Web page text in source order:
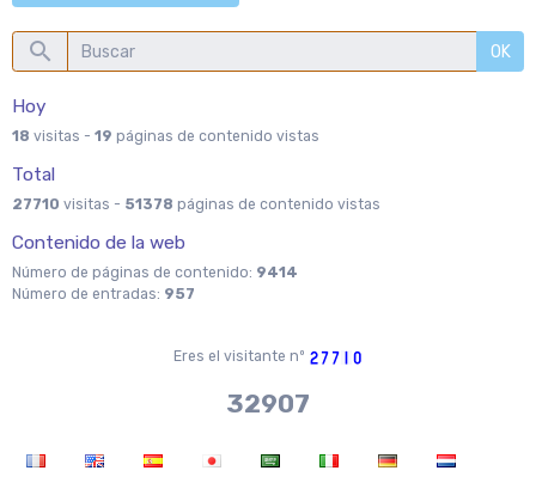
OK
Hoy
18 visitas - 19 páginas de contenido vistas
Total
27710 visitas - 51378 páginas de contenido vistas
Contenido de la web
Número de páginas de contenido: 9414
Número de entradas: 957
Eres el visitante nº
37970